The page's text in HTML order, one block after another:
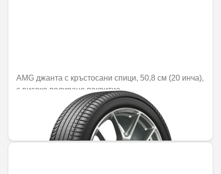
AMG джанта с кръстосани спици, 50,8 см (20 инча),
с високо полирано покритие
Не е налично онлайн
1421,84 € / 2780,89 лв.